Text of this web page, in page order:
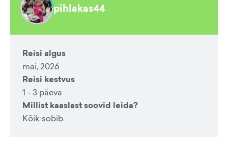
pihlakas44
Reisi algus
mai, 2026
Reisi kestvus
1 - 3 päeva
Millist kaaslast soovid leida?
Kõik sobib